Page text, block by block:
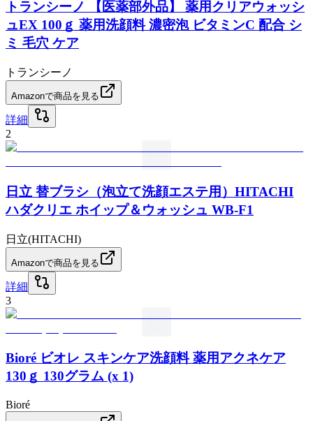
トランシーノ 【医薬部外品】 薬用クリアウォッシ
ュEX 100ｇ 薬用洗顔料 濃密泡 ビタミンC 配合 シ
ミ 毛穴 ケア
トランシーノ
Amazonで商品を見る
詳細
2
日立 替ブラシ（泡立て洗顔エステ用）HITACHI
ハダクリエ ホイップ＆ウォッシュ WB-F1
日立(HITACHI)
Amazonで商品を見る
詳細
3
Bioré ビオレ スキンケア洗顔料 薬用アクネケア
130ｇ 130グラム (x 1)
Bioré